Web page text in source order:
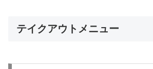
テイクアウトメニュー